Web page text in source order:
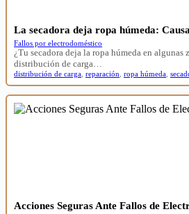
La secadora deja ropa húmeda:
Fallos por electrodoméstico
¿Tu secadora deja la ropa húmeda en algunas
distribución de carga…
distribución de carga reparación ropa húmeda
Acciones Seguras Ante Fallos de